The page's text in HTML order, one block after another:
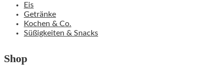
Eis
Getränke
Kochen & Co.
Süßigkeiten & Snacks
Shop